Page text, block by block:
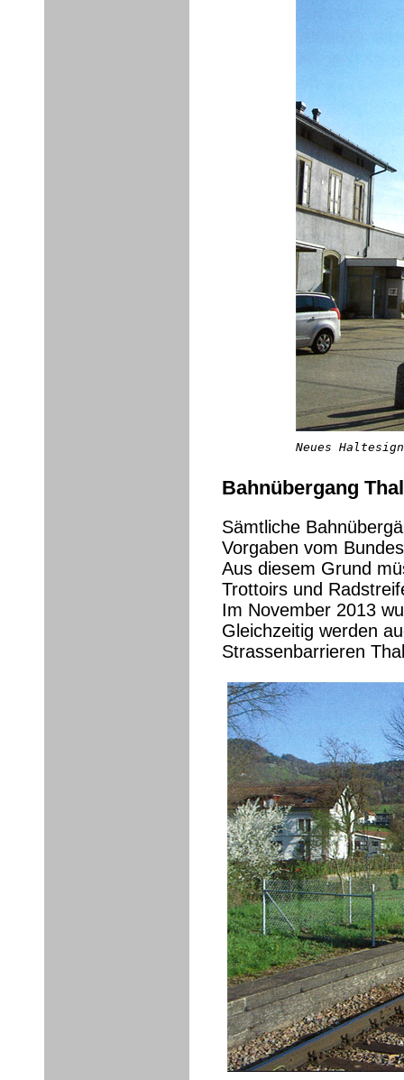
Neues
Bahnübergang
Sämtliche
Vorgaben vom
Aus diesem Grund
Trottoirs und
Im November 2013
Gleichzeitig werden
Strassenbarrieren